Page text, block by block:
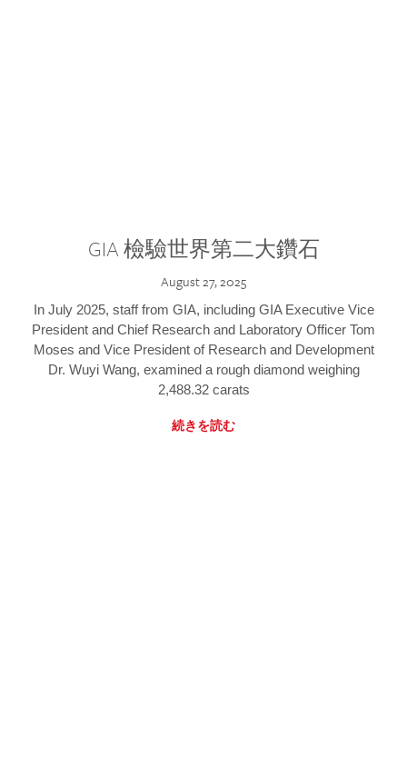
GIA 檢驗世界第二大鑽石
August 27, 2025
In July 2025, staff from GIA, including GIA Executive Vice
President and Chief Research and Laboratory Officer Tom
Moses and Vice President of Research and Development
Dr. Wuyi Wang, examined a rough diamond weighing
2,488.32 carats
続きを読む